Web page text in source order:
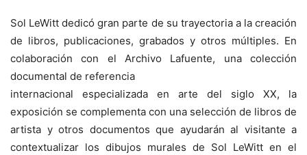
Sol LeWitt dedicó gran parte de su trayectoria a la creación
de libros, publicaciones, grabados y otros múltiples. En
colaboración con el Archivo Lafuente, una colección
documental de referencia
internacional especializada en arte del siglo XX, la
exposición se complementa con una selección de libros de
artista y otros documentos que ayudarán al visitante a
contextualizar los dibujos murales de Sol LeWitt en el